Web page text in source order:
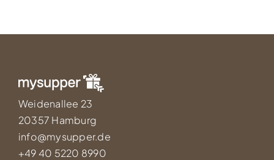
Weidenallee 23
20357 Hamburg
info@mysupper.de
+49 40 5220 8990